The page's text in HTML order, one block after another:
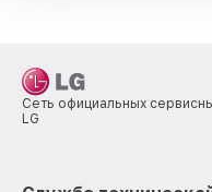
Сеть официальных
LG